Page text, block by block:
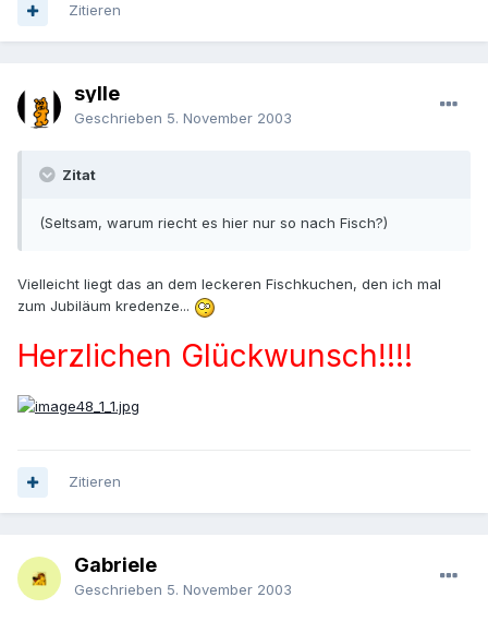
Zitieren
sylle
Geschrieben 5. November 2003
Zitat
(Seltsam, warum riecht es hier nur so nach Fisch?)
Vielleicht liegt das an dem leckeren Fischkuchen, den ich mal
zum Jubiläum kredenze...
Herzlichen Glückwunsch!!!!
Zitieren
Gabriele
Geschrieben 5. November 2003